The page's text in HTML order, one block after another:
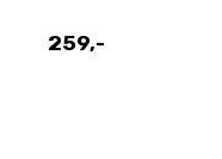
259,-